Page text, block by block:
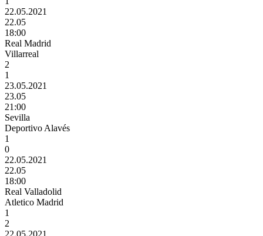
22.05.2021
22.05
18:00
Real Madrid
Villarreal
2
1
23.05.2021
23.05
21:00
Sevilla
Deportivo Alavés
1
0
22.05.2021
22.05
18:00
Real Valladolid
Atletico Madrid
1
2
22.05.2021